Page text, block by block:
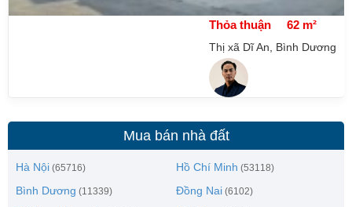
Thỏa thuận 62 m²
Thị xã Dĩ An, Bình Dương
Mua bán nhà đất
Hà Nội (65716) Hồ Chí Minh (53118)
Bình Dương (11339) Đồng Nai (6102)